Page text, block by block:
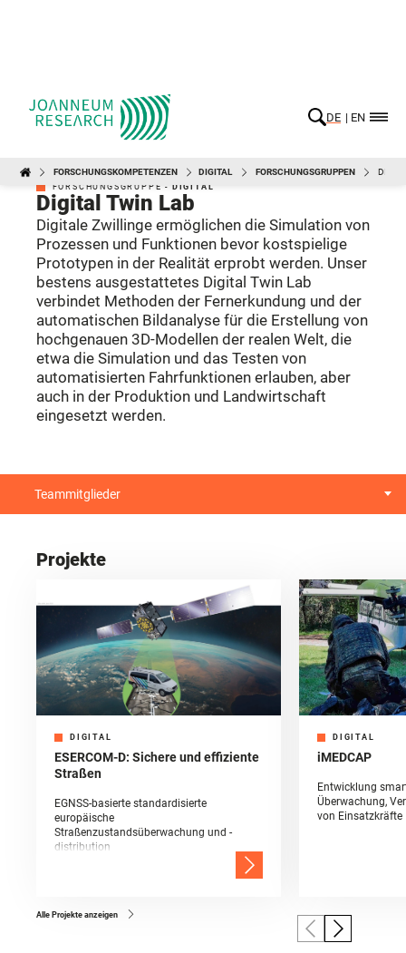
FORSCHUNGSKOMPETENZEN
DIGITAL
FORSCHUNGSGRUPPE - DIGITAL
Digital Twin Lab
Digitale Zwillinge ermöglichen die Simulation von
Prozessen und Funktionen bevor kostspielige
Prototypen in der Realität erprobt werden. Unser
bestens ausgestattetes Digital Twin Lab
verbindet Methoden der Fernerkundung und der
automatischen Bildanalyse für die Erstellung von
hochgenauen 3D-Modellen der realen Welt, die
etwa die Simulation und das Testen von
automatisierten Fahrfunktionen erlauben, aber
auch in der Produktion und Landwirtschaft
eingesetzt werden.
Teammitglieder
Projekte
DIGITAL
ESERCOM-D: Sichere und effiziente
Straßen
EGNSS-basierte standardisierte
europäische
Straßenzustandsüberwachung und -
distribution
DIGITAL
iMEDCAP
Entwicklung
Überwachung,
von Einsatzkräfte
Alle Projekte anzeigen